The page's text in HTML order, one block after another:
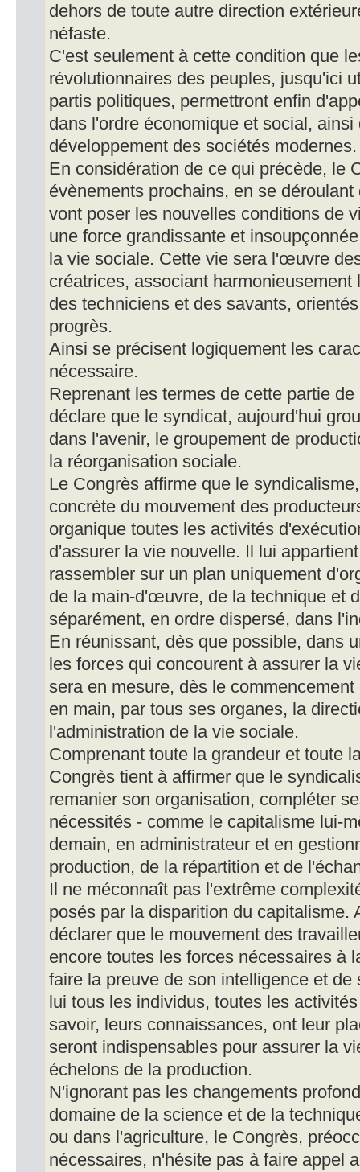
dehors de toute autre direction
néfaste.
C'est seulement à cette condition que
révolutionnaires des peuples, jusqu'ici
partis politiques, permettront enfin
dans l'ordre économique et social, ainsi
développement des sociétés modernes.
En considération de ce qui précède, le
évènements prochains, en se
vont poser les nouvelles conditions de
une force grandissante et
la vie sociale. Cette vie sera l'œuvre
créatrices, associant
des techniciens et des savants,
progrès.
Ainsi se précisent logiquement les
nécessaire.
Reprenant les termes de cette partie
déclare que le syndicat, aujourd'hui
dans l'avenir, le groupement de
la réorganisation sociale.
Le Congrès affirme que le
concrète du mouvement des
organique toutes les activités
d'assurer la vie nouvelle. Il lui
rassembler sur un plan uniquement
de la main-d'œuvre, de la technique et
séparément, en ordre dispersé, dans
En réunissant, dès que possible, dans
les forces qui concourent à assurer la
sera en mesure, dès le
en main, par tous ses organes, la
l'administration de la vie sociale.
Comprenant toute la grandeur et toute
Congrès tient à affirmer que le
remanier son organisation, compléter
nécessités - comme le capitalisme lui-
demain, en administrateur et en
production, de la répartition et de
Il ne méconnaît pas l'extrême
posés par la disparition du capitalisme.
déclarer que le mouvement des
encore toutes les forces nécessaires à
faire la preuve de son intelligence et
lui tous les individus, toutes les
savoir, leurs connaissances, ont leur
seront indispensables pour assurer la
échelons de la production.
N'ignorant pas les changements
domaine de la science et de la
ou dans l'agriculture, le Congrès,
nécessaires, n'hésite pas à faire appel